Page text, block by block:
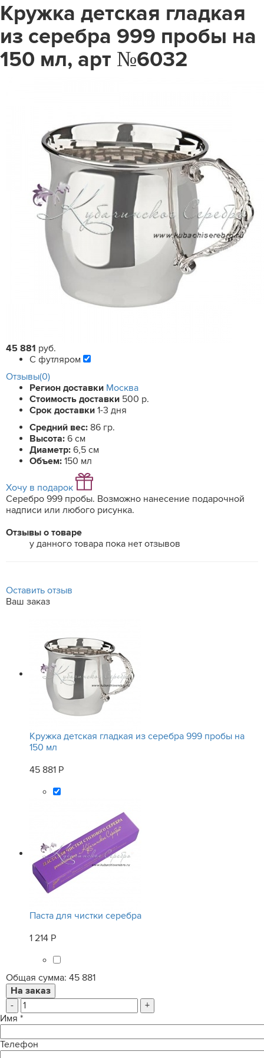
Кружка детская гладкая
из серебра 999 пробы на
150 мл, арт №6032
45 881 руб.
С футляром
Отзывы(0)
Регион доставки Москва
Стоимость доставки 500 р.
Срок доставки 1-3 дня
Средний вес: 86 гр.
Высота: 6 см
Диаметр: 6,5 см
Объем: 150 мл
Хочу в подарок
Серебро 999 пробы. Возможно нанесение подарочной
надписи или любого рисунка.
Отзывы о товаре
у данного товара пока нет отзывов
Оставить отзыв
Ваш заказ
Кружка детская гладкая из серебра 999 пробы на
150 мл
45 881 Р
Паста для чистки серебра
1 214 Р
Общая сумма: 45 881
-
+
Имя *
Телефон